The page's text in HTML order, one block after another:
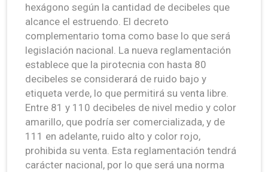
hexágono según la cantidad de decibeles que
alcance el estruendo. El decreto
complementario toma como base lo que será
legislación nacional. La nueva reglamentación
establece que la pirotecnia con hasta 80
decibeles se considerará de ruido bajo y
etiqueta verde, lo que permitirá su venta libre.
Entre 81 y 110 decibeles de nivel medio y color
amarillo, que podría ser comercializada, y de
111 en adelante, ruido alto y color rojo,
prohibida su venta. Esta reglamentación tendrá
carácter nacional, por lo que será una norma